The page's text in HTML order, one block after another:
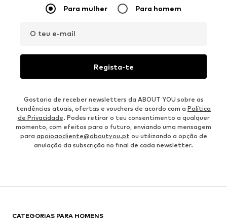
Para mulher Para homem
O teu e-mail
Regista-te
Gostaria de receber newsletters da ABOUT YOU sobre as
tendências atuais, ofertas e vouchers de acordo com a Política
de Privacidade. Podes retirar o teu consentimento a qualquer
momento, com efeitos para o futuro, enviando uma mensagem
para apoioaocliente@aboutyou.ptou utilizando a opção de
anulação da subscrição no final de cada newsletter.
CATEGORIAS PARA HOMENS